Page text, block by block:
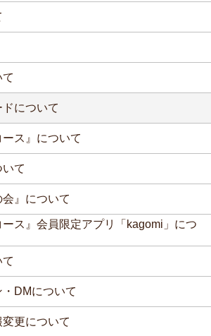
について
ース』について
いて
会』について
ース』会員限定アプリ「kagomi」につ
・DMについて
更について